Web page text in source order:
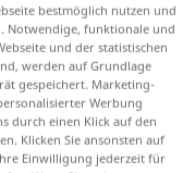
antippen)
bestmöglich nutzen und
Notwendige, funktionale und
und der statistischen
werden auf Grundlage
gespeichert. Marketing-
Werbung
durch einen Klick auf den
Klicken Sie ansonsten auf
Einwilligung jederzeit für